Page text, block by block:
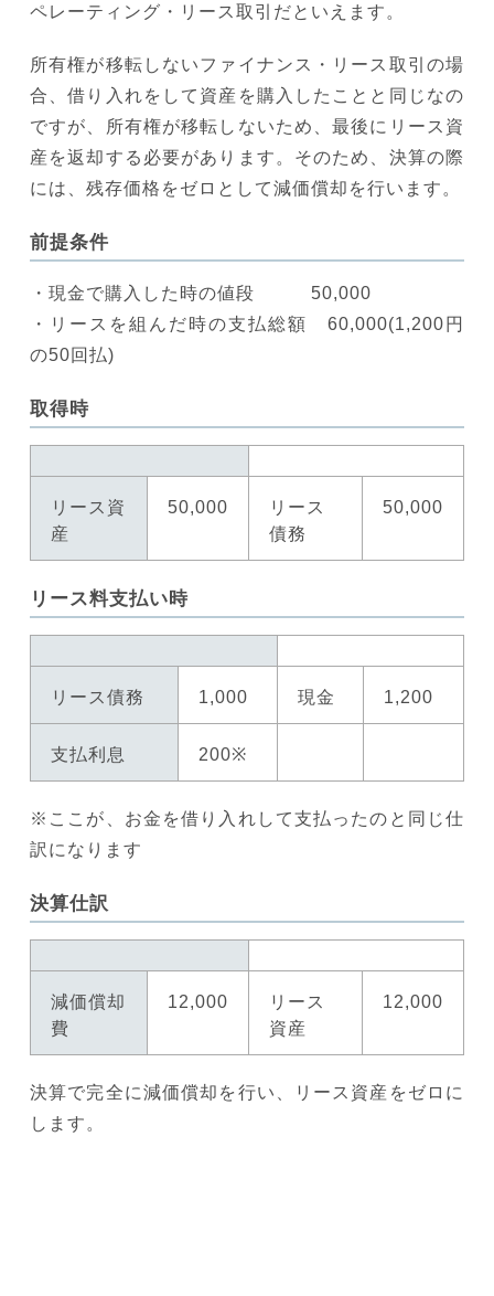
ペレーティング・リース取引だといえます。
所有権が移転しないファイナンス・リース取引の場
合、借り入れをして資産を購入したことと同じなの
ですが、所有権が移転しないため、最後にリース資
産を返却する必要があります。そのため、決算の際
には、残存価格をゼロとして減価償却を行います。
前提条件
・現金で購入した時の値段 50,000
・リースを組んだ時の支払総額 60,000(1,200円
の50回払)
取得時
リース資
産
50,000
リース
債務
50,000
リース料支払い時
リース債務 1,000 現金 1,200
支払利息 200※
※ここが、お金を借り入れして支払ったのと同じ仕
訳になります
決算仕訳
減価償却
費
12,000
リース
資産
12,000
決算で完全に減価償却を行い、リース資産をゼロに
します。